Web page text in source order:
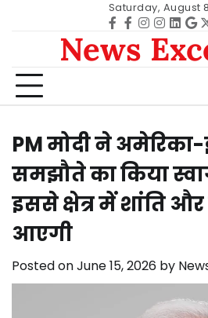
Saturday, August
Facebook
facebook
Instagram
News
PM मोदी ने अमेरिका-
समझौते का किया
इससे क्षेत्र में शांति और
आएगी
Posted onJune 15, 2026 by